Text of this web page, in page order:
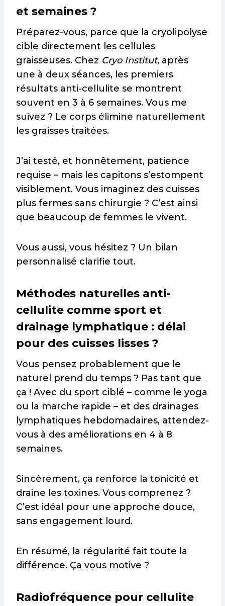
et semaines ?
Préparez-vous, parce que la cryolipolyse
cible directement les cellules
graisseuses. Chez Cryo Institut, après
une à deux séances, les premiers
résultats anti-cellulite se montrent
souvent en 3 à 6 semaines. Vous me
suivez ? Le corps élimine naturellement
les graisses traitées.
J’ai testé, et honnêtement, patience
requise – mais les capitons s’estompent
visiblement. Vous imaginez des cuisses
plus fermes sans chirurgie ? C’est ainsi
que beaucoup de femmes le vivent.
Vous aussi, vous hésitez ? Un bilan
personnalisé clarifie tout.
Méthodes naturelles anti-
cellulite comme sport et
drainage lymphatique : délai
pour des cuisses lisses ?
Vous pensez probablement que le
naturel prend du temps ? Pas tant que
ça ! Avec du sport ciblé – comme le yoga
ou la marche rapide – et des drainages
lymphatiques hebdomadaires, attendez-
vous à des améliorations en 4 à 8
semaines.
Sincèrement, ça renforce la tonicité et
draine les toxines. Vous comprenez ?
C’est idéal pour une approche douce,
sans engagement lourd.
En résumé, la régularité fait toute la
différence. Ça vous motive ?
Radiofréquence pour cellulite